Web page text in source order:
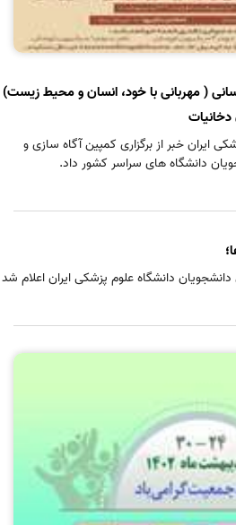
( مهربانی با خود، انسان و محیط زیست)
ایران خبر از برگزاری کمپین آگاه سازی و
دانشگاه های سراسر کشور داد.
دانشگاه علوم پزشکی ایران اعلام شد